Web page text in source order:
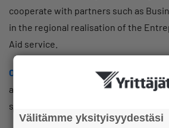
cooperate with partners such as
in the regional realisation of the
Aid service.
Ownership transfer counselling:
acquisition and consult the Suomen
service in ownership transfer matters.
Välitämme yksityisyydestäsi